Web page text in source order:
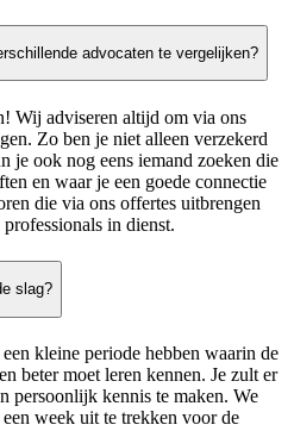
advocaten te vergelijken?
Wij adviseren altijd om via ons
Zo ben je niet alleen verzekerd
je ook nog eens iemand zoeken die
en waar je een goede connectie
die via ons offertes uitbrengen
in dienst.
slag?
kleine periode hebben waarin de
beter moet leren kennen. Je zult er
persoonlijk kennis te maken. We
week uit te trekken voor de